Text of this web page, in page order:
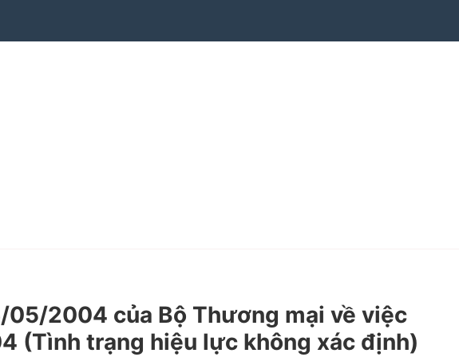
2004 của Bộ Thương mại về việc
(Tình trạng hiệu lực không xác định)